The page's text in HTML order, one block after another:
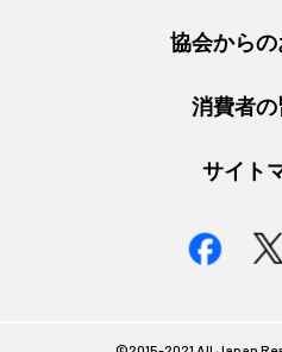
協会から
消費者
サイト